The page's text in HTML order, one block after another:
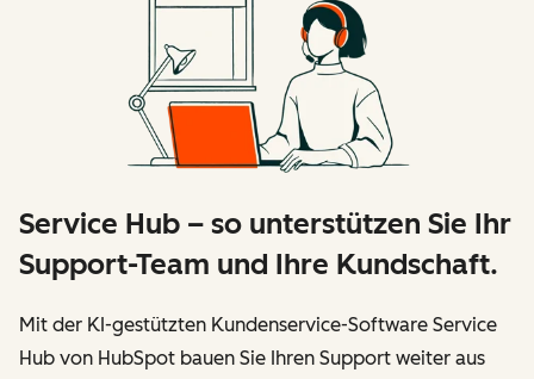
Service Hub – so unterstützen Sie Ihr
Support-Team und Ihre Kundschaft.
Mit der KI-gestützten Kundenservice-Software Service
Hub von HubSpot bauen Sie Ihren Support weiter aus